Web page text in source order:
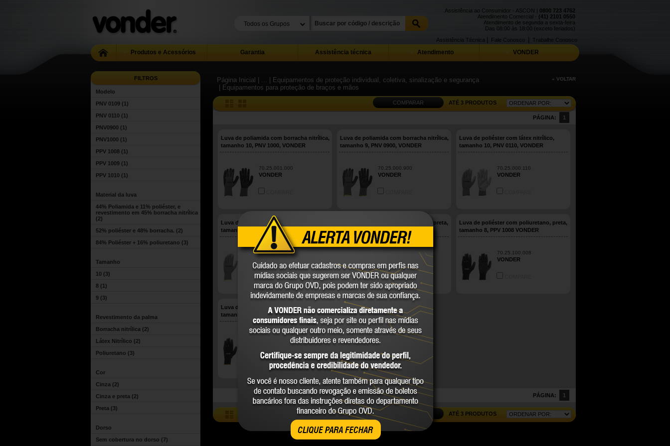
CLIQUE PARA FECHAR
Assistência ao Consumidor - ASCON | 0800 723 4762
Atendimento Comercial - (41) 2101 0550
Atendimento de segunda a sexta-feira
Das 08:00 às 18:00 (exceto feriados)
Trabalhe Conosco
Fale Conosco
Assistência Técnica
Produtos e Acessórios Garantia Assistência técnica Atendimento VONDER
FILTROS
Modelo
PNV 0109 (1)
PNV 0110 (1)
PNV0900 (1)
PNV1000 (1)
PPV 1008 (1)
PPV 1009 (1)
PPV 1010 (1)
Material da luva
44% Poliamida e 11% poliéster, e
revestimento em 45% borracha nitrílica
(2)
52% poliéster e 48% borracha. (2)
84% Poliéster + 16% poliuretano (3)
Tamanho
10 (3)
8 (1)
9 (3)
Revestimento da palma
Borracha nitrílica (2)
Látex Nitrílico (2)
Poliuretano (3)
Cor
Cinza (2)
Cinza e preta (2)
Preta (3)
Dorso
Sem cobertura no dorso (7)
Página Inicial | ...
| Equipamentos de proteção individual, coletiva, sinalização e segurança
| Equipamentos para proteção de braços e mãos
« VOLTAR
COMPARAR ATÉ 3 PRODUTOS
PÁGINA: 1
Luva de poliamida com borracha nitrílica,
tamanho 10, PNV 1000, VONDER
70.25.001.000
VONDER
Luva de poliamida com borracha nitrílica,
tamanho 9, PNV 0900, VONDER
70.25.000.900
VONDER
Luva de poliéster com látex nitrílico,
tamanho 10, PNV 0110, VONDER
70.25.000.110
VONDER
Luva de poliéster com látex nitrílico,
tamanho 9, PNV 0109, VONDER
70.25.000.109
COMPARE
Luva de poliéster com poliuretano, preta,
tamanho 10, PPV 1010 VONDER
COMPARE
Luva de poliéster com poliuretano, preta,
tamanho 8, PPV 1008 VONDER
70.25.100.008
VONDER
Luva de poliéster com poliuretano, preta,
tamanho 9, PPV 1009 VONDER
70.25.100.009
COMPARE
PÁGINA: 1
ATÉ 3 PRODUTOS